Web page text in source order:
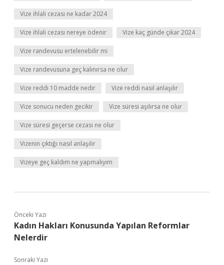
Vize ihlali cezası ne kadar 2024
Vize ihlali cezası nereye ödenir Vize kaç günde çıkar 2024
Vize randevusu ertelenebilir mi
Vize randevusuna geç kalınırsa ne olur
Vize reddi 10 madde nedir Vize reddi nasıl anlaşılır
Vize sonucu neden gecikir Vize süresi aşılırsa ne olur
Vize süresi geçerse cezası ne olur
Vizenin çıktığı nasıl anlaşılır
Vizeye geç kaldım ne yapmalıyım
Önceki Yazı
Kadın Hakları Konusunda Yapılan Reformlar
Nelerdir
Sonraki Yazı